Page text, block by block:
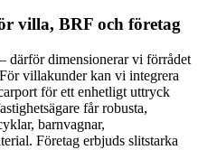
villa, BRF och företag
därför dimensionerar vi förrådet
villakunder kan vi integrera
för ett enhetligt uttryck
får robusta,
barnvagnar,
Företag erbjuds slitstarka